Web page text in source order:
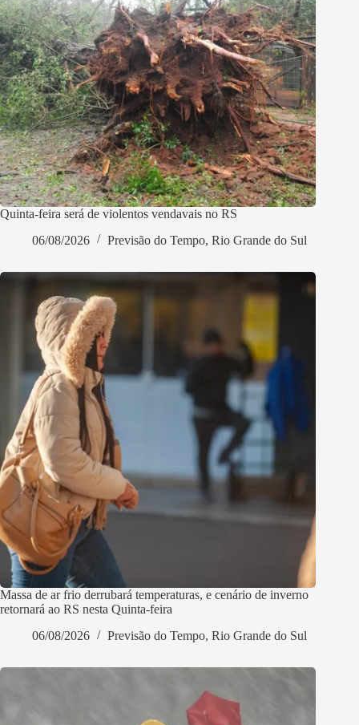
Quinta-feira será de violentos vendavais no RS
06/08/2026
Previsão do Tempo, Rio Grande do Sul
Massa de ar frio derrubará temperaturas, e cenário de inverno
retornará ao RS nesta Quinta-feira
06/08/2026
Previsão do Tempo, Rio Grande do Sul